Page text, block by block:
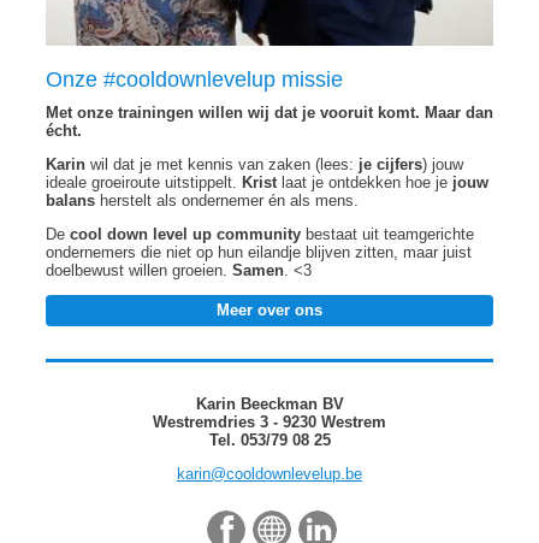
Onze #cooldownlevelup missie
Met onze trainingen willen wij dat je vooruit komt. Maar dan
écht.
Karin wil dat je met kennis van zaken (lees: je cijfers) jouw
ideale groeiroute uitstippelt. Kristlaat je ontdekken hoe je jouw
balans herstelt als ondernemer én als mens.
De cool down level up community bestaat uit teamgerichte
ondernemers die niet op hun eilandje blijven zitten, maar juist
doelbewust willen groeien. Samen. <3
Meer over ons
Karin Beeckman BV
Westremdries 3 - 9230 Westrem
Tel. 053/79 08 25
karin@cooldownlevelup.be